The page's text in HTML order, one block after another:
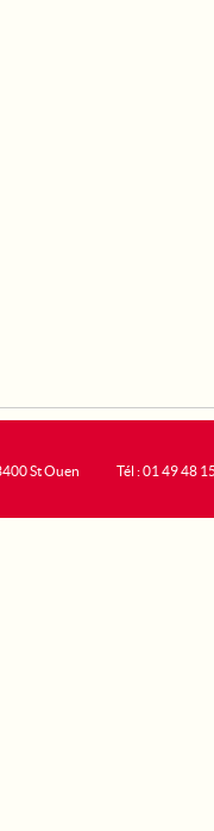
St Ouen
Tél : 01 49 48